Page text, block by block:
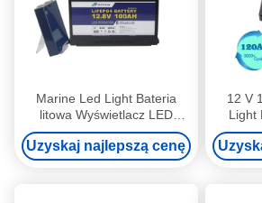
Marine Led Light Bateria
litowa Wyświetlacz LED
Lifepo4 12V 100Ah
Uzyskaj najlepszą cenę
12 V
Light